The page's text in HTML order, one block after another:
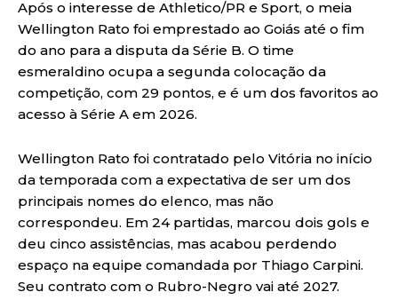
Após o interesse de Athletico/PR e Sport, o meia
Wellington Rato foi emprestado ao Goiás até o fim
do ano para a disputa da Série B. O time
esmeraldino ocupa a segunda colocação da
competição, com 29 pontos, e é um dos favoritos ao
acesso à Série A em 2026.
Wellington Rato foi contratado pelo Vitória no início
da temporada com a expectativa de ser um dos
principais nomes do elenco, mas não
correspondeu. Em 24 partidas, marcou dois gols e
deu cinco assistências, mas acabou perdendo
espaço na equipe comandada por Thiago Carpini.
Seu contrato com o Rubro-Negro vai até 2027.